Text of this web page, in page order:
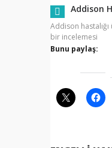
Addison
Addison
bir incelemesi
Bunu paylaş: